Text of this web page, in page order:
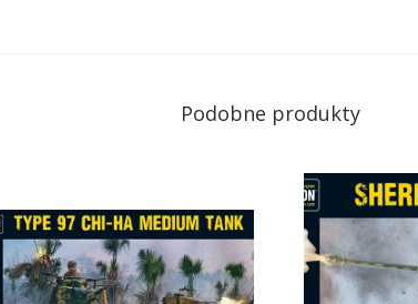
Podobne produkty